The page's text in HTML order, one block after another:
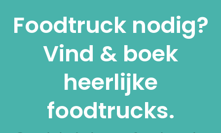
Foodtruck nodig?
Vind & boek
heerlijke
foodtrucks.